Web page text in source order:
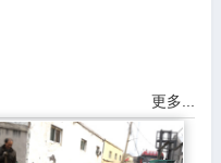
更多...